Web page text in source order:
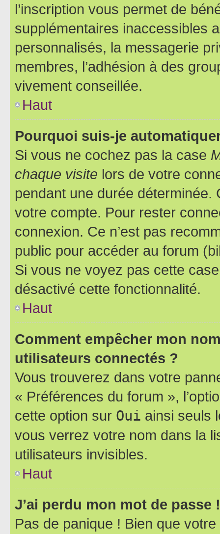
l’inscription vous permet de
supplémentaires inaccessibles
personnalisés, la messagerie
membres, l’adhésion à des
vivement conseillée.
Haut
Pourquoi suis-je
Si vous ne cochez pas la case
chaque visite lors de votre
pendant une durée déterminée.
votre compte. Pour rester
connexion. Ce n’est pas
public pour accéder au forum
Si vous ne voyez pas cette
désactivé cette fonctionnalité.
Haut
Comment empêcher mon
utilisateurs connectés ?
Vous trouverez dans votre
« Préférences du forum »,
cette option sur Oui ainsi seuls
vous verrez votre nom dans la
utilisateurs invisibles.
Haut
J’ai perdu mon mot de passe !
Pas de panique ! Bien que